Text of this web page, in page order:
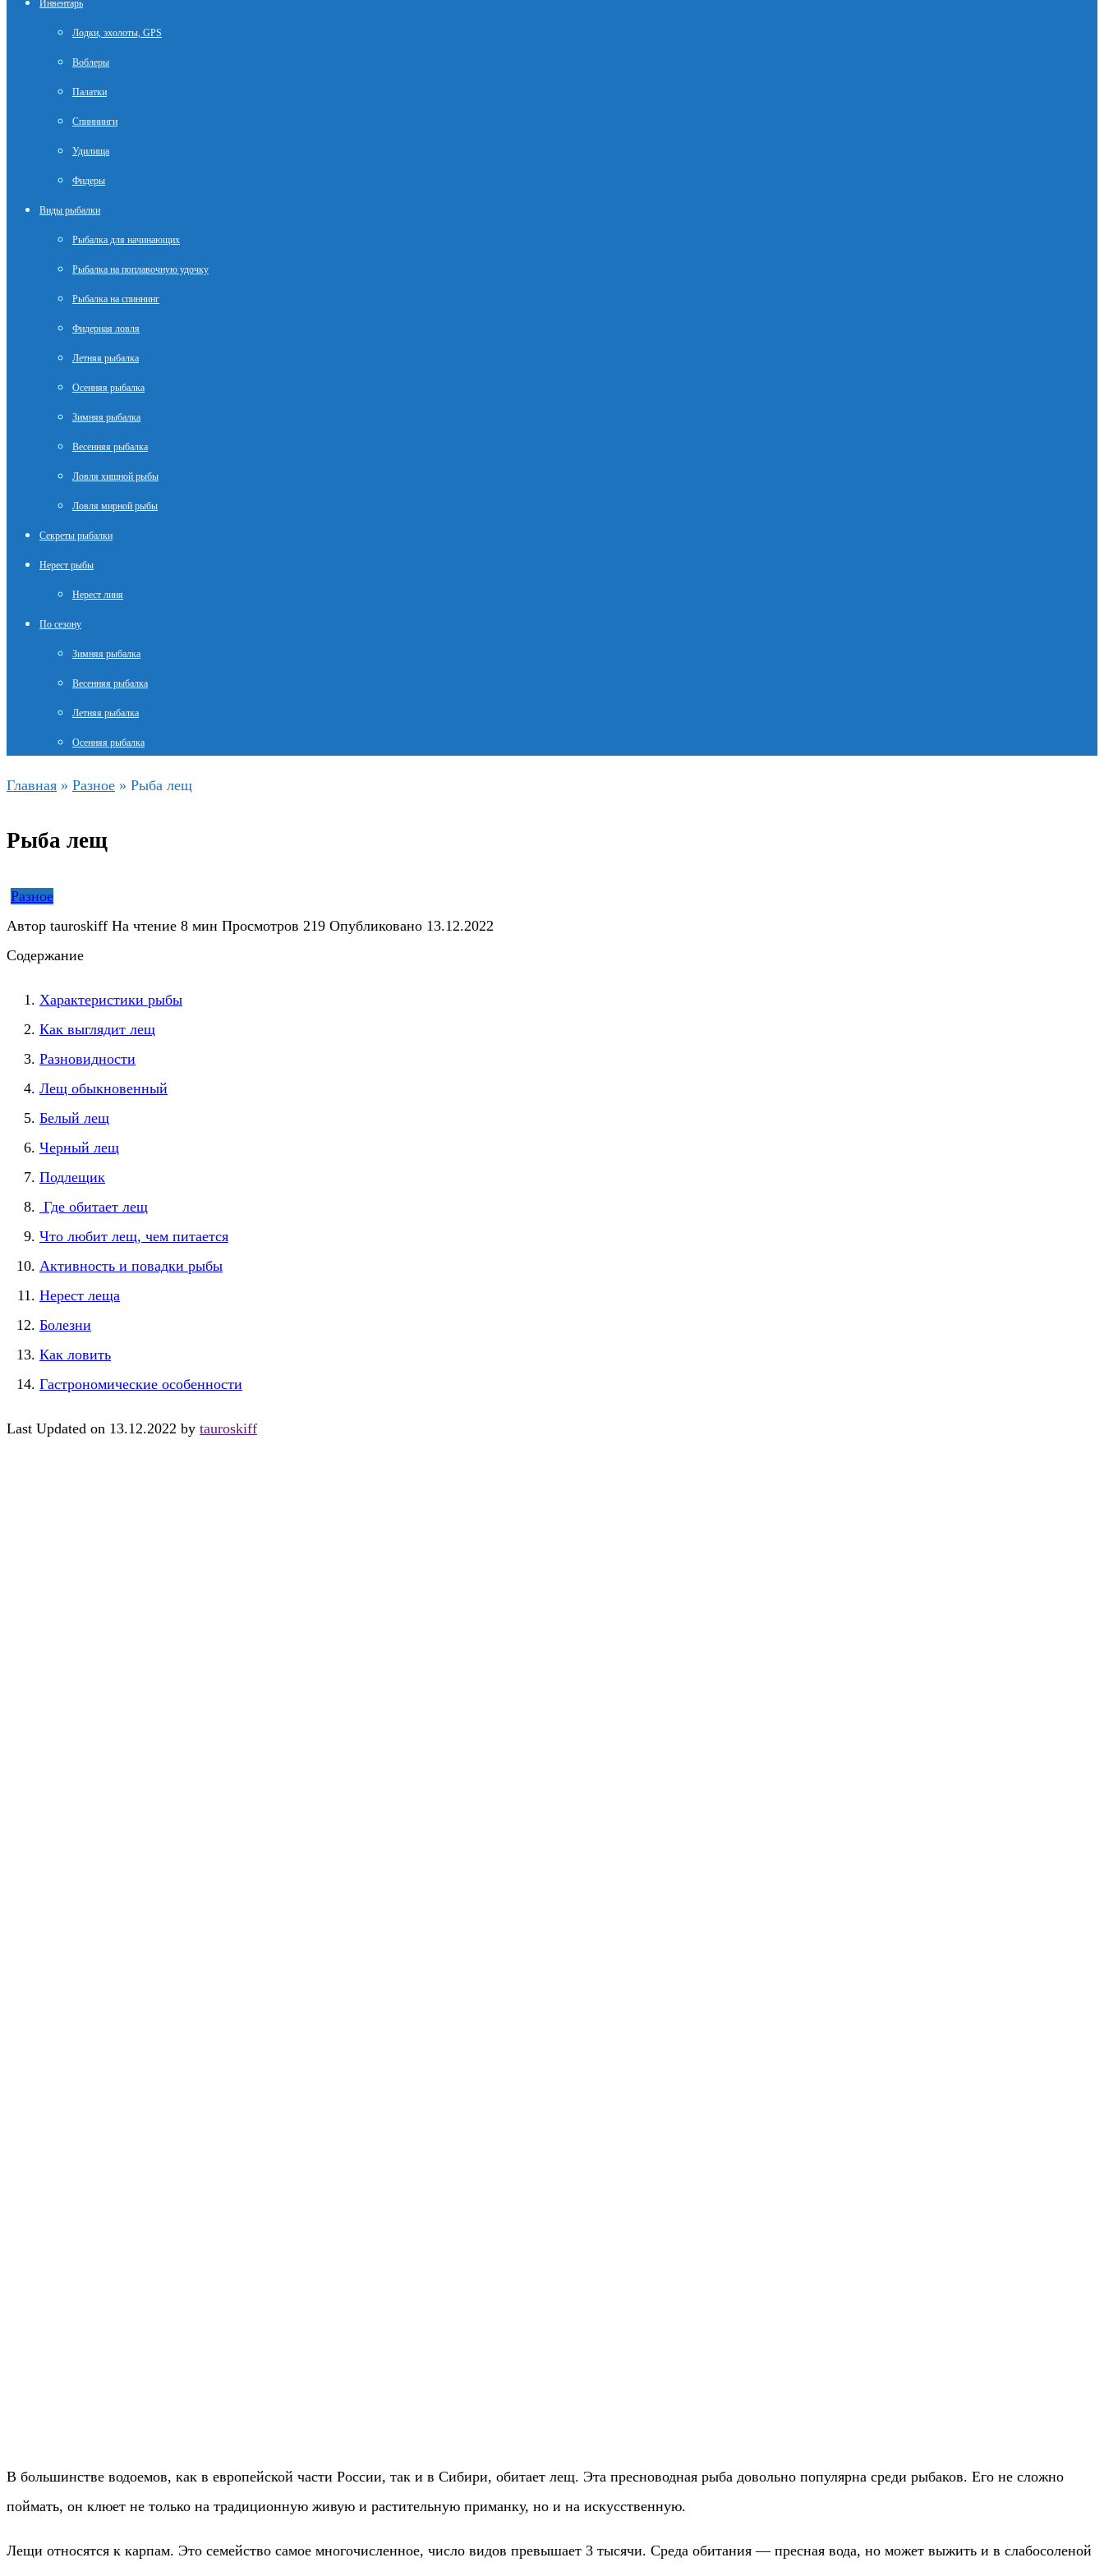
Инвентарь
Лодки, эхолоты, GPS
Воблеры
Палатки
Спиннинги
Удилища
Фидеры
Виды рыбалки
Рыбалка для начинающих
Рыбалка на поплавочную удочку
Рыбалка на спиннинг
Фидерная ловля
Летняя рыбалка
Осенняя рыбалка
Зимняя рыбалка
Весенняя рыбалка
Ловля хищной рыбы
Ловля мирной рыбы
Секреты рыбалки
Нерест рыбы
Нерест линя
По сезону
Зимняя рыбалка
Весенняя рыбалка
Летняя рыбалка
Осенняя рыбалка
Главная » Разное » Рыба лещ
Рыба лещ
Разное
Автор tauroskiff На чтение 8 мин Просмотров 219 Опубликовано 13.12.2022
Содержание
Характеристики рыбы
Как выглядит лещ
Разновидности
Лещ обыкновенный
Белый лещ
Черный лещ
Подлещик
Где обитает лещ
Что любит лещ, чем питается
Активность и повадки рыбы
Нерест леща
Болезни
Как ловить
Гастрономические особенности
Last Updated on 13.12.2022 by tauroskiff
В большинстве водоемов, как в европейской части России, так и в Сибири, обитает лещ. Эта пресноводная рыба довольно популярна среди рыбаков. Его не сложно
поймать, он клюет не только на традиционную живую и растительную приманку, но и на искусственную.
Лещи относятся к карпам. Это семейство самое многочисленное, число видов превышает 3 тысячи. Среда обитания — пресная вода, но может выжить и в слабосоленой